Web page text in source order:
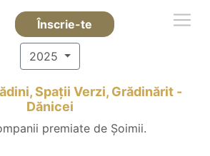
Înscrie-te
2025
Spații Verzi, Grădinărit -
Dănicei
premiate de Șoimii.